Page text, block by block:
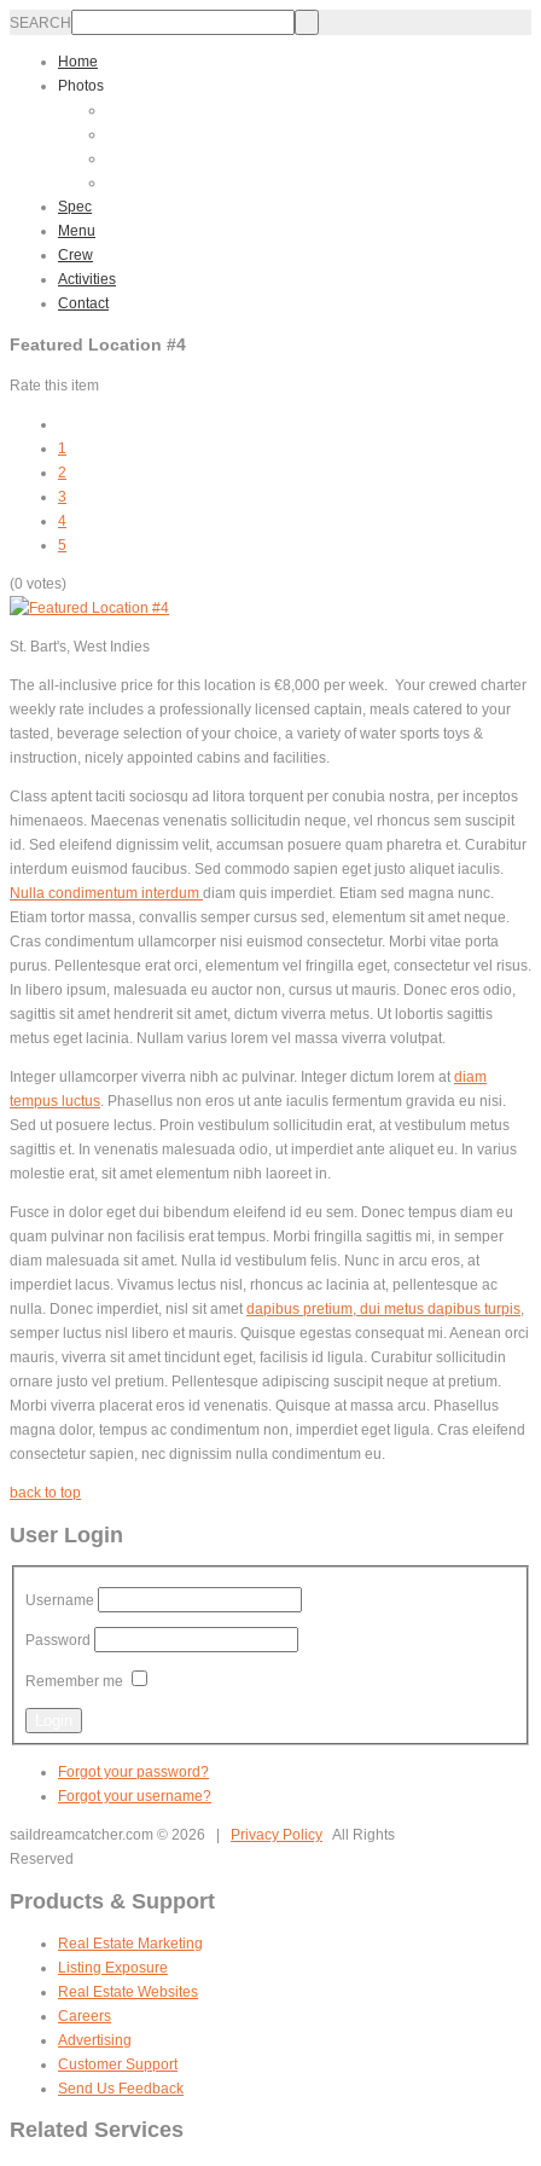
SEARCH
Home
Photos
Spec
Menu
Crew
Activities
Contact
Featured Location #4
Rate this item
1
2
3
4
5
(0 votes)
St. Bart's, West Indies
The all-inclusive price for this location is €8,000 per week. Your crewed charter
weekly rate includes a professionally licensed captain, meals catered to your
tasted, beverage selection of your choice, a variety of water sports toys &
instruction, nicely appointed cabins and facilities.
Class aptent taciti sociosqu ad litora torquent per conubia nostra, per inceptos
himenaeos. Maecenas venenatis sollicitudin neque, vel rhoncus sem suscipit
id. Sed eleifend dignissim velit, accumsan posuere quam pharetra et. Curabitur
interdum euismod faucibus. Sed commodo sapien eget justo aliquet iaculis.
Nulla condimentum interdum diam quis imperdiet. Etiam sed magna nunc.
Etiam tortor massa, convallis semper cursus sed, elementum sit amet neque.
Cras condimentum ullamcorper nisi euismod consectetur. Morbi vitae porta
purus. Pellentesque erat orci, elementum vel fringilla eget, consectetur vel risus.
In libero ipsum, malesuada eu auctor non, cursus ut mauris. Donec eros odio,
sagittis sit amet hendrerit sit amet, dictum viverra metus. Ut lobortis sagittis
metus eget lacinia. Nullam varius lorem vel massa viverra volutpat.
Integer ullamcorper viverra nibh ac pulvinar. Integer dictum lorem at diam
tempus luctus. Phasellus non eros ut ante iaculis fermentum gravida eu nisi.
Sed ut posuere lectus. Proin vestibulum sollicitudin erat, at vestibulum metus
sagittis et. In venenatis malesuada odio, ut imperdiet ante aliquet eu. In varius
molestie erat, sit amet elementum nibh laoreet in.
Fusce in dolor eget dui bibendum eleifend id eu sem. Donec tempus diam eu
quam pulvinar non facilisis erat tempus. Morbi fringilla sagittis mi, in semper
diam malesuada sit amet. Nulla id vestibulum felis. Nunc in arcu eros, at
imperdiet lacus. Vivamus lectus nisl, rhoncus ac lacinia at, pellentesque ac
nulla. Donec imperdiet, nisl sit amet dapibus pretium, dui metus dapibus turpis,
semper luctus nisl libero et mauris. Quisque egestas consequat mi. Aenean orci
mauris, viverra sit amet tincidunt eget, facilisis id ligula. Curabitur sollicitudin
ornare justo vel pretium. Pellentesque adipiscing suscipit neque at pretium.
Morbi viverra placerat eros id venenatis. Quisque at massa arcu. Phasellus
magna dolor, tempus ac condimentum non, imperdiet eget ligula. Cras eleifend
consectetur sapien, nec dignissim nulla condimentum eu.
back to top
User Login
Username
Password
Remember me
Forgot your password?
Forgot your username?
saildreamcatcher.com © 2026 | Privacy Policy All Rights
Reserved
Products & Support
Real Estate Marketing
Listing Exposure
Real Estate Websites
Careers
Advertising
Customer Support
Send Us Feedback
Related Services